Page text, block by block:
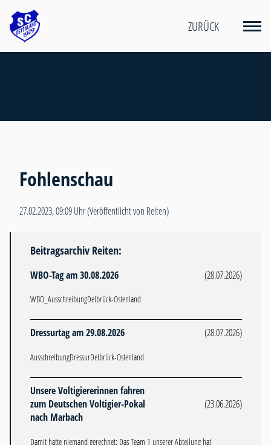
ZURÜCK
Fohlenschau
27.02.2023, 09:09 Uhr(Veröffentlicht von Reiten)
Beitragsarchiv Reiten:
WBO-Tag am 30.08.2026 (28.07.2026)
WBO_AusschreibungDelbrück-Ostenland
Dressurtag am 29.08.2026 (28.07.2026)
AusschreibungDressurDelbrück-Ostenland
Unsere Voltigiererinnen fahren
zum Deutschen Voltigier-Pokal
nach Marbach
(23.06.2026)
Damit hatte niemand gerechnet: Das Team 1 unserer Abteilung hat